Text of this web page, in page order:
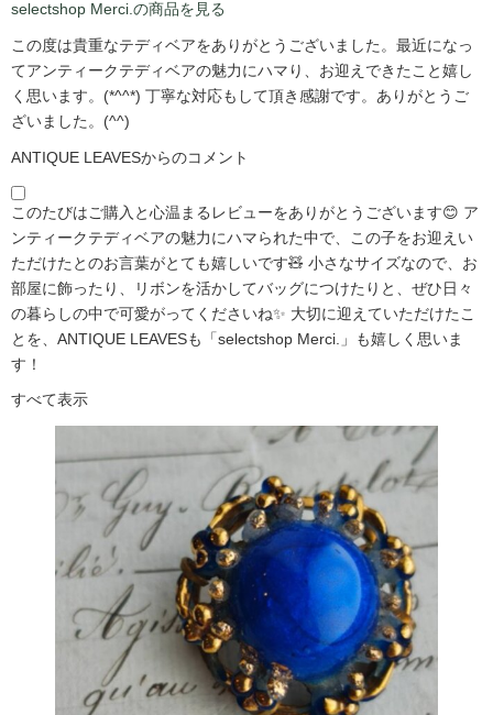
selectshop Merci.の商品を見る
この度は貴重なテディベアをありがとうございました。最近になっ
てアンティークテディベアの魅力にハマり、お迎えできたこと嬉し
く思います。(*^^*) 丁寧な対応もして頂き感謝です。ありがとうご
ざいました。(^^)
ANTIQUE LEAVESからのコメント
このたびはご購入と心温まるレビューをありがとうございます😊 ア
ンティークテディベアの魅力にハマられた中で、この子をお迎えい
ただけたとのお言葉がとても嬉しいです🧸 小さなサイズなので、お
部屋に飾ったり、リボンを活かしてバッグにつけたりと、ぜひ日々
の暮らしの中で可愛がってくださいね✨ 大切に迎えていただけたこ
とを、ANTIQUE LEAVESも「selectshop Merci.」も嬉しく思いま
す！
すべて表示